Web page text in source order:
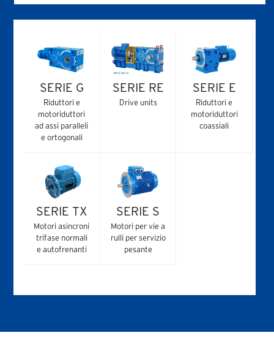
SERIE G
Riduttori e
motoriduttori
ad assi paralleli
e ortogonali
SERIE RE
Drive units
SERIE E
Riduttori e
motoriduttori
coassiali
SERIE TX
Motori asincroni
trifase normali
e autofrenanti
SERIE S
Motori per vie a
rulli per servizio
pesante